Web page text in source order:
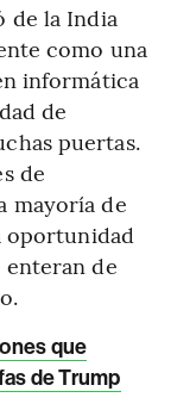
de la India
como una
informática
de
puertas.
de
mayoría de
oportunidad
enteran de
que
de Trump